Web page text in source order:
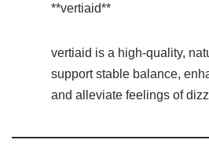
**vertiaid**
vertiaid is a high-quality,
support stable balance,
and alleviate feelings of